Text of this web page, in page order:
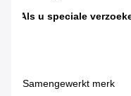
Als u speciale
Samengewerkt merk